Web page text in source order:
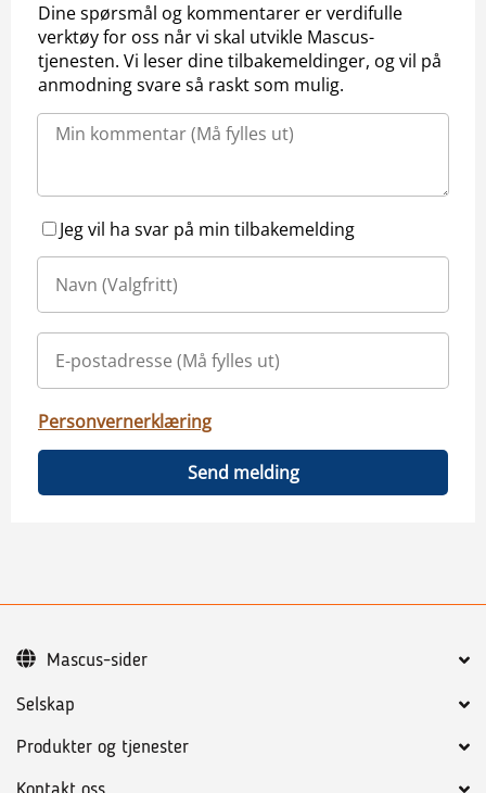
Dine spørsmål og kommentarer er verdifulle
verktøy for oss når vi skal utvikle Mascus-
tjenesten. Vi leser dine tilbakemeldinger, og vil på
anmodning svare så raskt som mulig.
Jeg vil ha svar på min tilbakemelding
Personvernerklæring
Send melding
Selskap
Produkter og tjenester
Mascus-sider